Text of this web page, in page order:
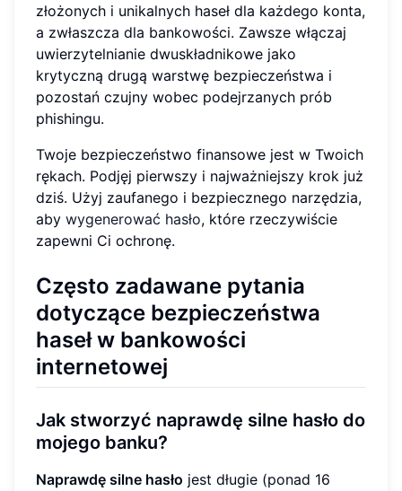
złożonych i unikalnych haseł dla każdego konta,
a zwłaszcza dla bankowości. Zawsze włączaj
uwierzytelnianie dwuskładnikowe jako
krytyczną drugą warstwę bezpieczeństwa i
pozostań czujny wobec podejrzanych prób
phishingu.
Twoje bezpieczeństwo finansowe jest w Twoich
rękach. Podjęj pierwszy i najważniejszy krok już
dziś. Użyj zaufanego i bezpiecznego narzędzia,
aby wygenerować hasło, które rzeczywiście
zapewni Ci ochronę.
Często zadawane pytania
dotyczące bezpieczeństwa
haseł w bankowości
internetowej
Jak stworzyć naprawdę silne hasło do
mojego banku?
Naprawdę silne hasło jest długie (ponad 16